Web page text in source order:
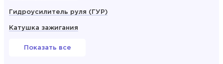
Гидроусилитель руля (ГУР)
Катушка зажигания
Показать все